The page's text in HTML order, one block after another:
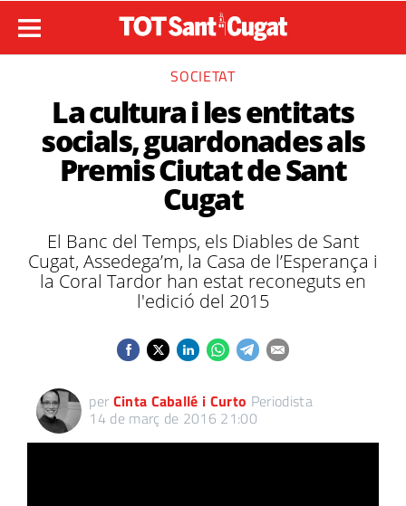
SOCIETAT
La cultura i les entitats
socials, guardonades als
Premis Ciutat de Sant
Cugat
El Banc del Temps, els Diables de Sant
Cugat, Assedega’m, la Casa de l’Esperança i
la Coral Tardor han estat reconeguts en
l'edició del 2015
per Cinta Caballé i Curto Periodista
14 de març de 2016 21:00